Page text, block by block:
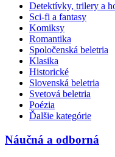
Detektívky, trilery a
Sci-fi a fantasy
Komiksy
Romantika
Spoločenská beletria
Klasika
Historické
Slovenská beletria
Svetová beletria
Poézia
Ďalšie kategórie
Náučná a odborná